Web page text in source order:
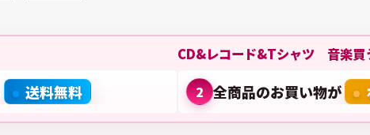
CD&レコード&Tシャツ 音楽買
送料無料 2 全商品のお買い物が